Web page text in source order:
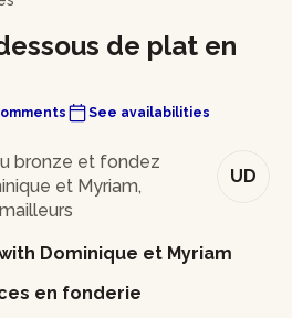
de plat en
See availabilities
UD
bronze et fondez
et Myriam,
Dominique et Myriam
en fonderie